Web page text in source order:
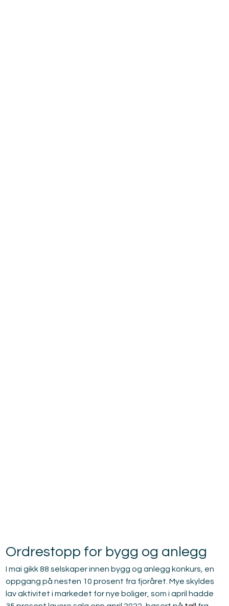
Ordrestopp for bygg og anlegg
I mai gikk 88 selskaper innen bygg og anlegg konkurs, en
oppgang på nesten 10 prosent fra fjoråret. Mye skyldes
lav aktivitet i markedet for nye boliger, som i april hadde